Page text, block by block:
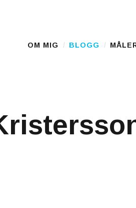
Main Menu
OM MIG BLOGG